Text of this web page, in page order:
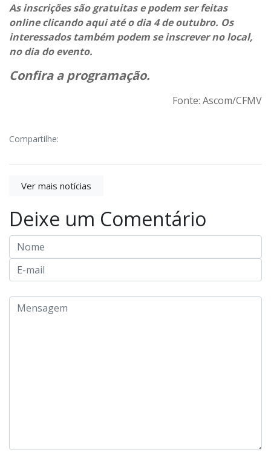
As inscrições são gratuitas e podem ser feitas
onlineclicando aqui até o dia 4 de outubro. Os
interessados também podem se inscrever no local,
no dia do evento.
Confira a programação.
Fonte: Ascom/CFMV
Compartilhe:
Ver mais notícias
Deixe um Comentário